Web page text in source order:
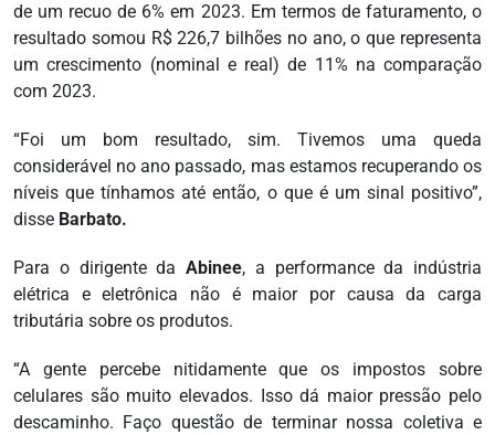
de um recuo de 6% em 2023. Em termos de faturamento, o
resultado somou R$ 226,7 bilhões no ano, o que representa
um crescimento (nominal e real) de 11% na comparação
com 2023.
“Foi um bom resultado, sim. Tivemos uma queda
considerável no ano passado, mas estamos recuperando os
níveis que tínhamos até então, o que é um sinal positivo”,
disse Barbato.
Para o dirigente da Abinee, a performance da indústria
elétrica e eletrônica não é maior por causa da carga
tributária sobre os produtos.
“A gente percebe nitidamente que os impostos sobre
celulares são muito elevados. Isso dá maior pressão pelo
descaminho. Faço questão de terminar nossa coletiva e